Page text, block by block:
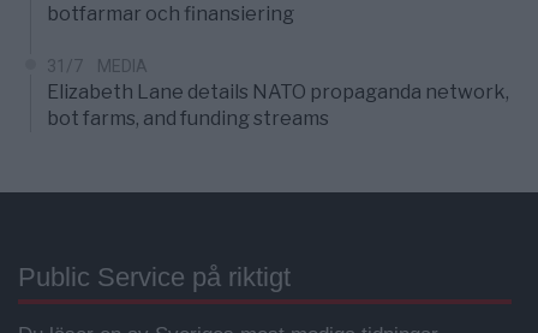
botfarmar och finansiering
31/7 MEDIA
Elizabeth Lane details NATO propaganda network,
bot farms, and funding streams
Public Service på riktigt